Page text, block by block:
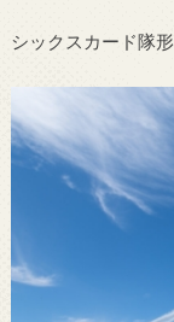
シックスカード隊形